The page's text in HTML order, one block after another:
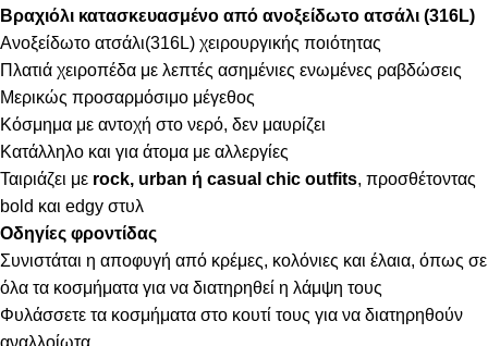
Βραχιόλι κατασκευασμένο από ανοξείδωτο ατσάλι (316L)
Ανοξείδωτο ατσάλι(316L) χειρουργικής ποιότητας
Πλατιά χειροπέδα με λεπτές ασημένιες ενωμένες ραβδώσεις
Μερικώς προσαρμόσιμο μέγεθος
Κόσμημα με αντοχή στο νερό, δεν μαυρίζει
Κατάλληλο και για άτομα με αλλεργίες
Ταιριάζει με rock, urban ή casual chic outfits, προσθέτοντας
bold και edgy στυλ
Οδηγίες φροντίδας
Συνιστάται η αποφυγή από κρέμες, κολόνιες και έλαια, όπως σε
όλα τα κοσμήματα για να διατηρηθεί η λάμψη τους
Φυλάσσετε τα κοσμήματα στο κουτί τους για να διατηρηθούν